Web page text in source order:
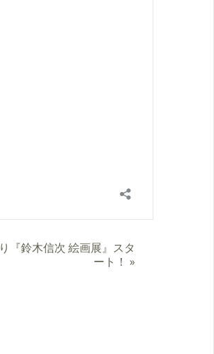
『鈴木信次 絵画展』スタ
ート！ »